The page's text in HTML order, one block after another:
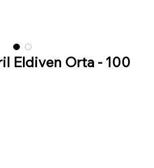
Eldiven Orta - 100